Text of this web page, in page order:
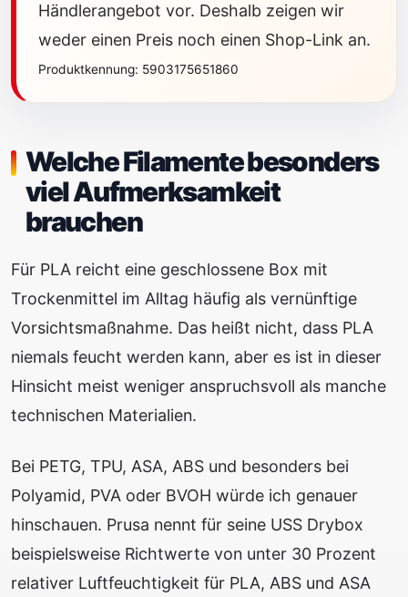
Händlerangebot vor. Deshalb zeigen wir
weder einen Preis noch einen Shop-Link an.
Produktkennung: 5903175651860
Welche Filamente besonders
viel Aufmerksamkeit
brauchen
Für PLA reicht eine geschlossene Box mit
Trockenmittel im Alltag häufig als vernünftige
Vorsichtsmaßnahme. Das heißt nicht, dass PLA
niemals feucht werden kann, aber es ist in dieser
Hinsicht meist weniger anspruchsvoll als manche
technischen Materialien.
Bei PETG, TPU, ASA, ABS und besonders bei
Polyamid, PVA oder BVOH würde ich genauer
hinschauen. Prusa nennt für seine USS Drybox
beispielsweise Richtwerte von unter 30 Prozent
relativer Luftfeuchtigkeit für PLA, ABS und ASA